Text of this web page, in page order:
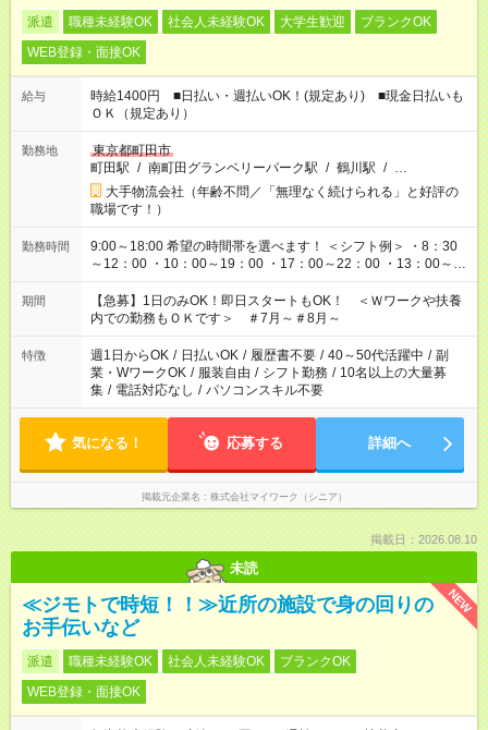
派遣 職種未経験OK 社会人未経験OK 大学生歓迎
ブランクOK
WEB登録・面接OK
給与
時給1400円 ■日払い・週払いOK！(規定あり) ■現金日払いも
ＯＫ（規定あり）
勤務地
東京都町田市
町田駅 / 南町田グランベリーパーク駅 / 鶴川駅 / …
大手物流会社（年齢不問／「無理なく続けられる」と好評の
職場です！）
勤務時間
9:00～18:00 希望の時間帯を選べます！ ＜シフト例＞ ・8：30
～12：00 ・10：00～19：00 ・17：00～22：00 ・13：00～
22：00 ・22：00～翌6：00 など
期間
【急募】1日のみOK！即日スタートもOK！ ＜Ｗワークや扶養
内での勤務もＯＫです＞ ＃7月～＃8月～
特徴 週1日からOK / 日払いOK / 履歴書不要 / 40～50代活躍中 / 副
業・WワークOK / 服装自由 / シフト勤務 / 10名以上の大量募
集 / 電話対応なし / パソコンスキル不要
気になる！ 応募する 詳細へ
掲載元企業名 株式会社マイワーク（シニア）
掲載日：2026.08.10
未読
NEW
≪ジモトで時短！！≫近所の施設で身の回りの
お手伝いなど
派遣 職種未経験OK 社会人未経験OK
ブランクOK
WEB登録・面接OK